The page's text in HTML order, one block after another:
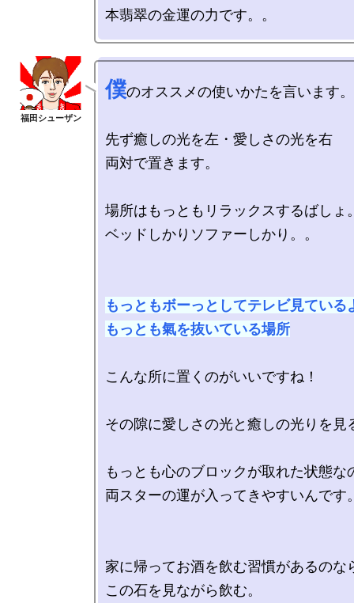
僕のオススメの使いかたを言います。
先ず癒しの光を左・愛しさの光を右
両対で置きます。
場所はもっともリラックスするばしょ
ベッドしかりソファーしかり。。
もっともボーっとしてテレビ見ている
もっとも氣を抜いている場所
こんな所に置くのがいいですね！
その隙に愛しさの光と癒しの光りを見
もっとも心のブロックが取れた状態な
両スターの運が入ってきやすいんです
家に帰ってお酒を飲む習慣があるのな
この石を見ながら飲む。